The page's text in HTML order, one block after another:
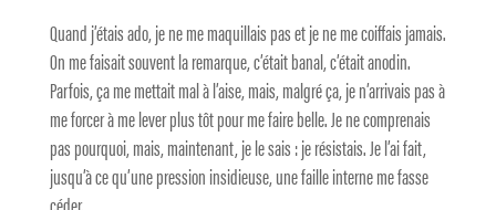
Quand j’étais ado, je ne me maquillais pas et je ne me coiffais jamais.
On me faisait souvent la remarque, c’était banal, c’était anodin.
Parfois, ça me mettait mal à l’aise, mais, malgré ça, je n’arrivais pas à
me forcer à me lever plus tôt pour me faire belle. Je ne comprenais
pas pourquoi, mais, maintenant, je le sais : je résistais. Je l’ai fait,
jusqu’à ce qu’une pression insidieuse, une faille interne me fasse